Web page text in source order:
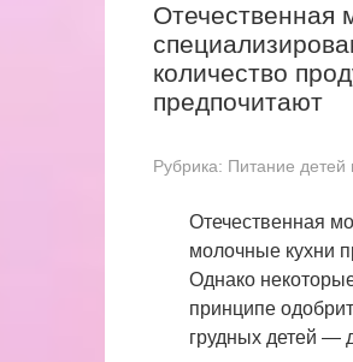
Отечественная
количество
предпочитают
Рубрика: Питание
Отечественная
молочные кухни
Однако
принципе
грудных детей —